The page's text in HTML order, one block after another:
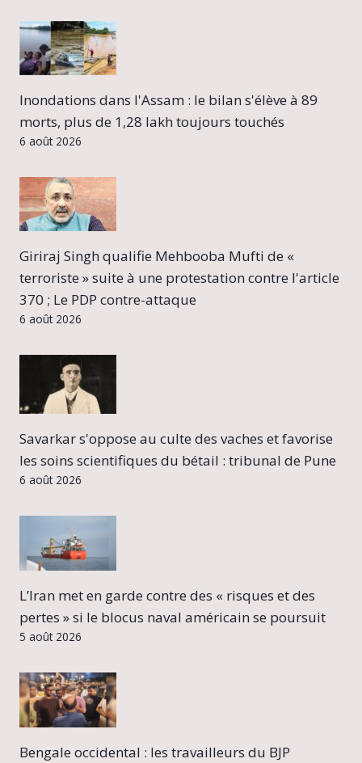
Inondations dans l'Assam : le bilan s'élève à 89
morts, plus de 1,28 lakh toujours touchés
6 août 2026
Giriraj Singh qualifie Mehbooba Mufti de «
terroriste » suite à une protestation contre l'article
370 ; Le PDP contre-attaque
6 août 2026
Savarkar s'oppose au culte des vaches et favorise
les soins scientifiques du bétail : tribunal de Pune
6 août 2026
L’Iran met en garde contre des « risques et des
pertes » si le blocus naval américain se poursuit
5 août 2026
Bengale occidental : les travailleurs du BJP